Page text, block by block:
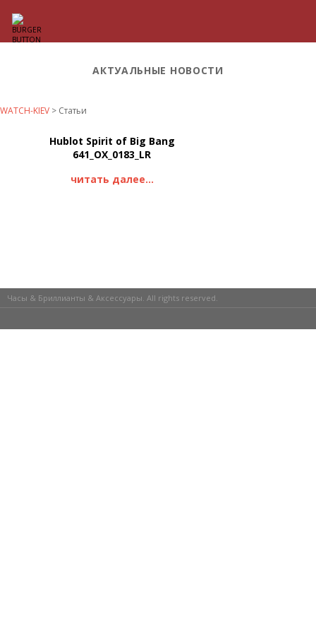
АКТУАЛЬНЫЕ НОВОСТИ
WATCH-KIEV > Статьи
Hublot Spirit of Big Bang
641_OX_0183_LR
читать далее...
Часы & Бриллианты & Аксессуары. All rights reserved.